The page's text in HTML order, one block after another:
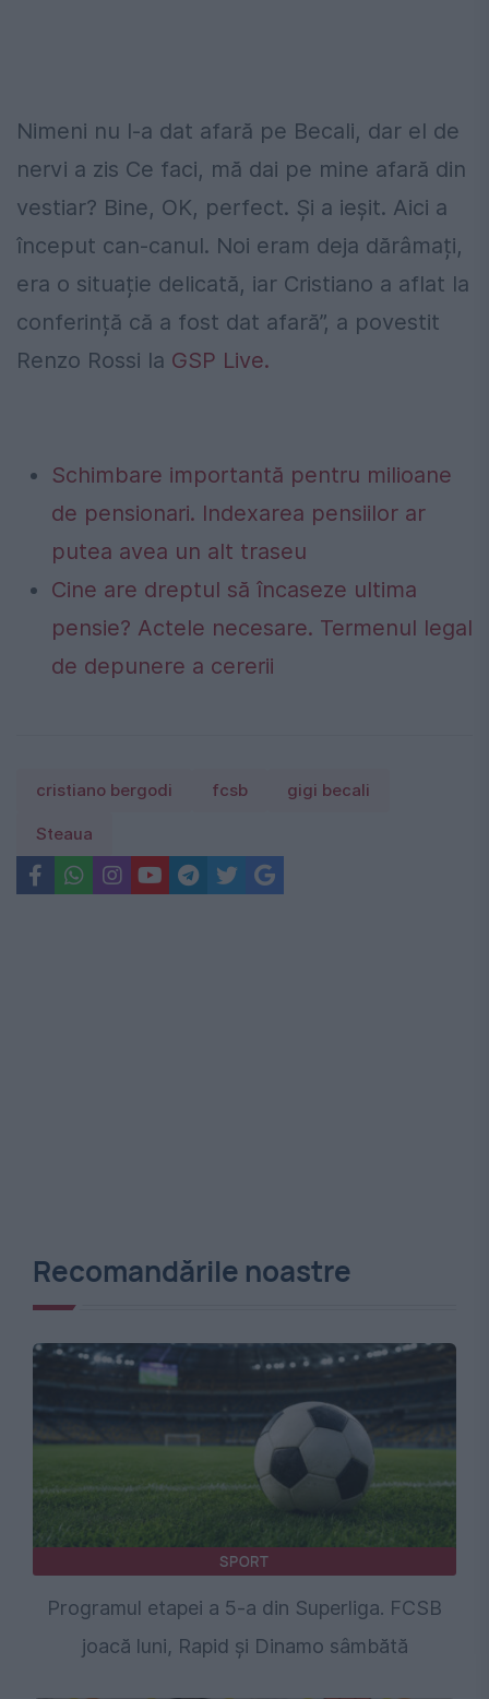
Nimeni nu l-a dat afară pe Becali, dar el de
nervi a zis Ce faci, mă dai pe mine afară din
vestiar? Bine, OK, perfect. Și a ieșit. Aici a
început can-canul. Noi eram deja dărâmați,
era o situație delicată, iar Cristiano a aflat la
conferință că a fost dat afară”, a povestit
Renzo Rossi la GSP Live.
Schimbare importantă pentru milioane
de pensionari. Indexarea pensiilor ar
putea avea un alt traseu
Cine are dreptul să încaseze ultima
pensie? Actele necesare. Termenul legal
de depunere a cererii
cristiano bergodi fcsb gigi becali
Steaua
Recomandările noastre
SPORT
Programul etapei a 5-a din Superliga. FCSB
joacă luni, Rapid și Dinamo sâmbătă